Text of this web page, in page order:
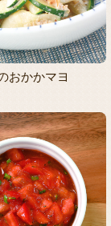
おかかマヨ